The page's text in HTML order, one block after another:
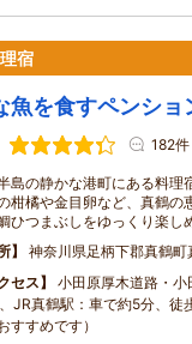
宿
魚を食すペンシ
182件
島の静かな港町にある料理
柑橘や金目卵など、真鶴の
ひつまぶしをゆっくり楽し
神奈川県足柄下郡真鶴町
セス
小田原厚木道路・
JR真鶴駅：車で約5分、徒
すすめです）